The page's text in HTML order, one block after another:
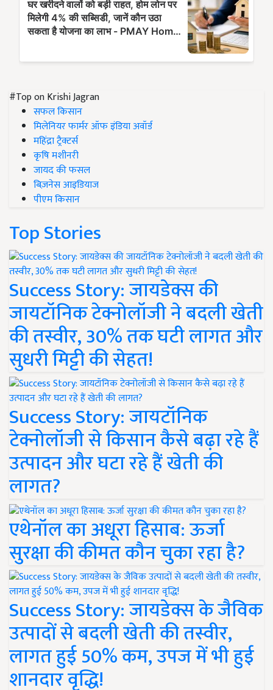
#Top on Krishi Jagran
सफल किसान
मिलेनियर फार्मर ऑफ इंडिया अवॉर्ड
महिंद्रा ट्रैक्टर्स
कृषि मशीनरी
जायद की फसल
बिज़नेस आइडियाज
पीएम किसान
Top Stories
Success Story: जायडेक्स की
जायटॉनिक टेक्नोलॉजी ने बदली खेती
की तस्वीर, 30% तक घटी लागत और
सुधरी मिट्टी की सेहत!
Success Story: जायटॉनिक
टेक्नोलॉजी से किसान कैसे बढ़ा रहे हैं
उत्पादन और घटा रहे हैं खेती की
लागत?
एथेनॉल का अधूरा हिसाब: ऊर्जा
सुरक्षा की कीमत कौन चुका रहा है?
Success Story: जायडेक्स के जैविक
उत्पादों से बदली खेती की तस्वीर,
लागत हुई 50% कम, उपज में भी हुई
शानदार वृद्धि!